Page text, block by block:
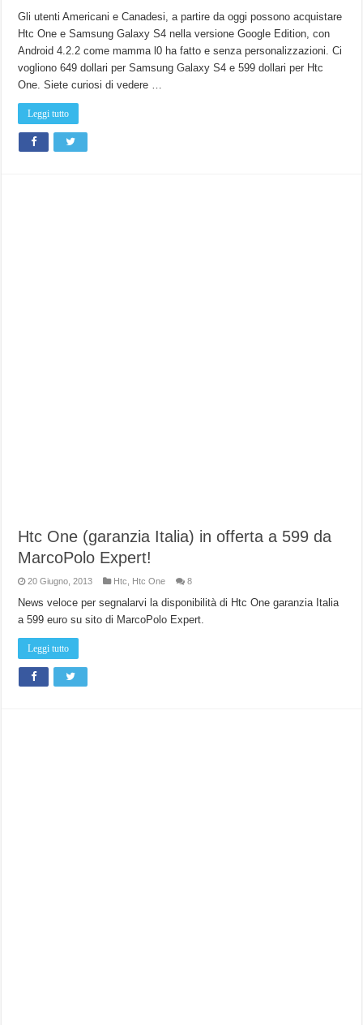
One
e
Samsung
Galaxy
S4
Google
Edition
sono
in
Gli utenti Americani e Canadesi, a partire da oggi possono acquistare
Htc One e Samsung Galaxy S4 nella versione Google Edition, con
Android 4.2.2 come mamma l0 ha fatto e senza personalizzazioni. Ci
vogliono 649 dollari per Samsung Galaxy S4 e 599 dollari per Htc
One. Siete curiosi di vedere …
Leggi tutto
Htc One (garanzia Italia) in offerta a 599 da
MarcoPolo Expert!
20 Giugno, 2013 Htc, Htc One 8
News veloce per segnalarvi la disponibilità di Htc One garanzia Italia
a 599 euro su sito di MarcoPolo Expert.
Leggi tutto